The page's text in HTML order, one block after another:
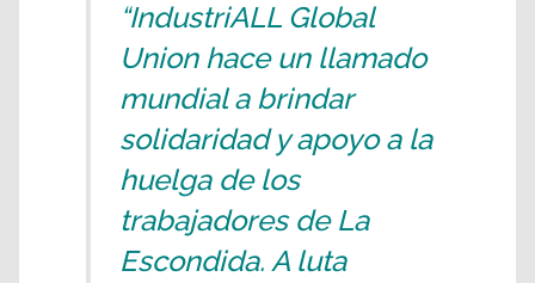
“IndustriALL Global
Union hace un llamado
mundial a brindar
solidaridad y apoyo a la
huelga de los
trabajadores de La
Escondida. A luta